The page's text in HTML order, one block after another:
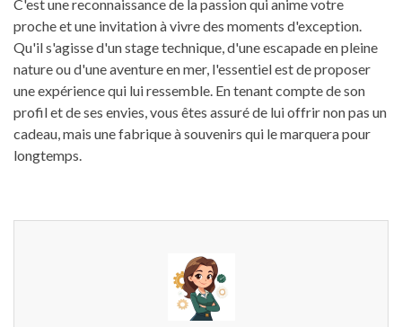
C'est une reconnaissance de la passion qui anime votre
proche et une invitation à vivre des moments d'exception.
Qu'il s'agisse d'un stage technique, d'une escapade en pleine
nature ou d'une aventure en mer, l'essentiel est de proposer
une expérience qui lui ressemble. En tenant compte de son
profil et de ses envies, vous êtes assuré de lui offrir non pas un
cadeau, mais une fabrique à souvenirs qui le marquera pour
longtemps.